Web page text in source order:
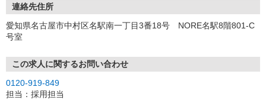
★スマホでWEB面接（LINEなど）・出張面接・事務所面接と選べま
す
③面接実施（履歴書不要）
④勤務開始（スタート日は応相談）
お気軽にご応募ください♪
連絡先住所
愛知県名古屋市中村区名駅南一丁目3番18号 NORE名駅8階801-C
号室
この求人に関するお問い合わせ
0120-919-849
担当：採用担当